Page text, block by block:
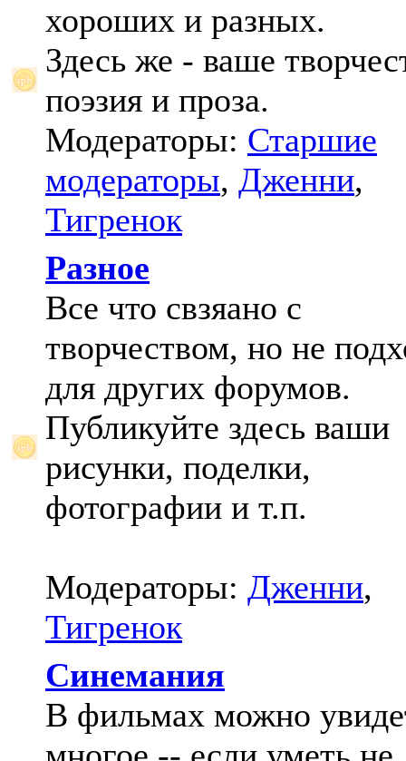
хороших и разных.
Здесь же - ваше
поэзия и проза.
Модераторы: Старшие
модераторы, Дженни,
Тигренок
Разное
Все что свзяано с
творчеством, но не
для других форумов.
Публикуйте здесь ваши
рисунки, поделки,
фотографии и т.п.
Модераторы: Дженни,
Тигренок
Синемания
В фильмах можно